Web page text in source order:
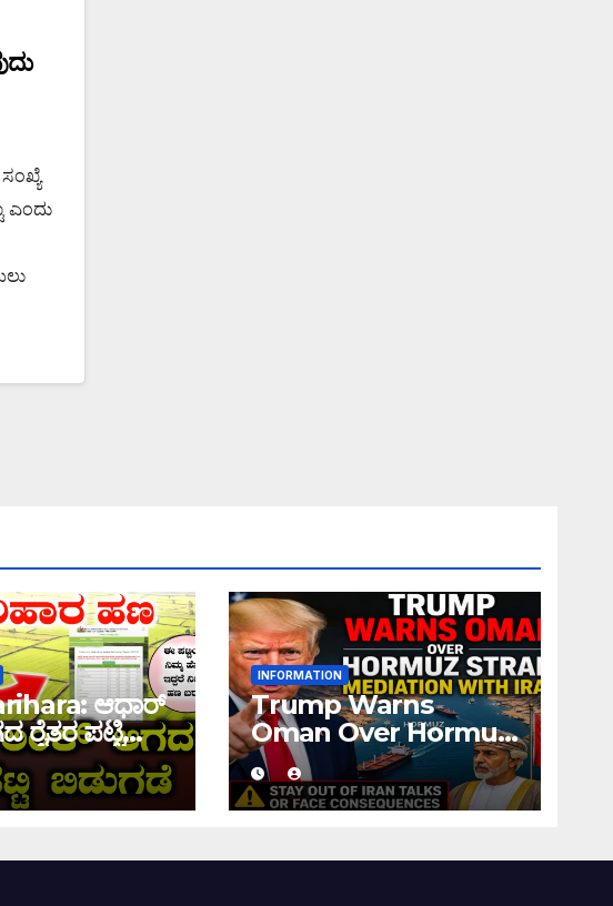
ಎಂದು
ಆಧಾರ್
ರೈತರ ಪಟ್ಟಿ
ಪಟ್ಟಿಯಲ್ಲಿ ನಿಮ್ಮ
ನಿಮಗೆ ಹಣ
!
INFORMATION
Trump Warns
Oman Over Hormuz
Strait Mediation
With Iran